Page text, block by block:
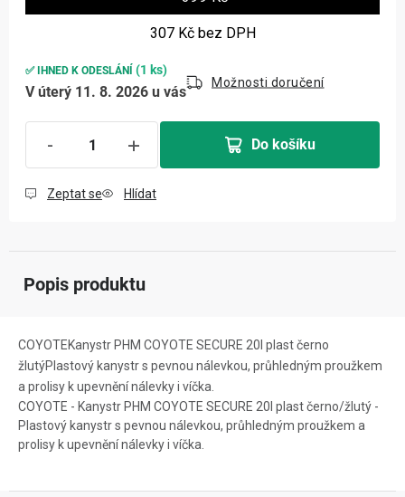
307 Kčbez DPH
✅ IHNED K ODESLÁNÍ (1 ks)
V úterý 11. 8. 2026 u vás
Možnosti doručení
Do košíku
Zeptat se Hlídat
Popis produktu
COYOTEKanystr PHM COYOTE SECURE 20l plast černo
žlutýPlastový kanystr s pevnou nálevkou, průhledným proužkem
a prolisy k upevnění nálevky i víčka.
COYOTE - Kanystr PHM COYOTE SECURE 20l plast černo/žlutý -
Plastový kanystr s pevnou nálevkou, průhledným proužkem a
prolisy k upevnění nálevky i víčka.